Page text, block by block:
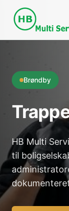
Brøndby
HB Multi
til